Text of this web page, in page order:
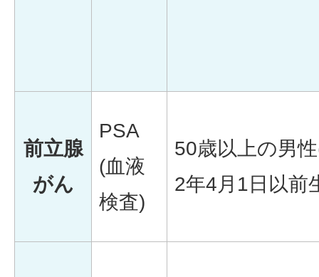
前立腺
がん
PSA
(血液
検査)
50歳以上の男
2年4月1日以前